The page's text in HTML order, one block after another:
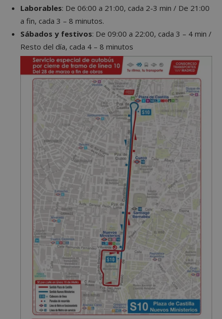
Laborables: De 06:00 a 21:00, cada 2-3 min / De 21:00
a fin, cada 3 – 8 minutos.
Sábados y festivos: De 09:00 a 22:00, cada 3 – 4 min /
Resto del día, cada 4 – 8 minutos